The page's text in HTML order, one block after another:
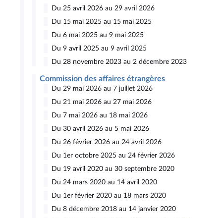
Du 25 avril 2026 au 29 avril 2026
Du 15 mai 2025 au 15 mai 2025
Du 6 mai 2025 au 9 mai 2025
Du 9 avril 2025 au 9 avril 2025
Du 28 novembre 2023 au 2 décembre 2023
Commission des affaires étrangères
Du 29 mai 2026 au 7 juillet 2026
Du 21 mai 2026 au 27 mai 2026
Du 7 mai 2026 au 18 mai 2026
Du 30 avril 2026 au 5 mai 2026
Du 26 février 2026 au 24 avril 2026
Du 1er octobre 2025 au 24 février 2026
Du 19 avril 2020 au 30 septembre 2020
Du 24 mars 2020 au 14 avril 2020
Du 1er février 2020 au 18 mars 2020
Du 8 décembre 2018 au 14 janvier 2020